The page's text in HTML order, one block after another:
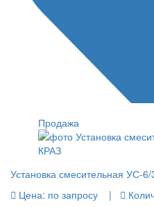
Продажа
Установка смесительная УС-
Цена: по запросу |